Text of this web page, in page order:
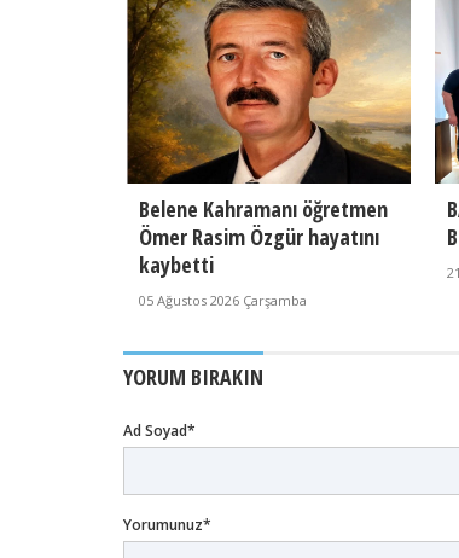
Belene Kahramanı öğretmen
Ömer Rasim Özgür hayatını
kaybetti
05 Ağustos 2026 Çarşamba
YORUM BIRAKIN
Ad Soyad*
Yorumunuz*